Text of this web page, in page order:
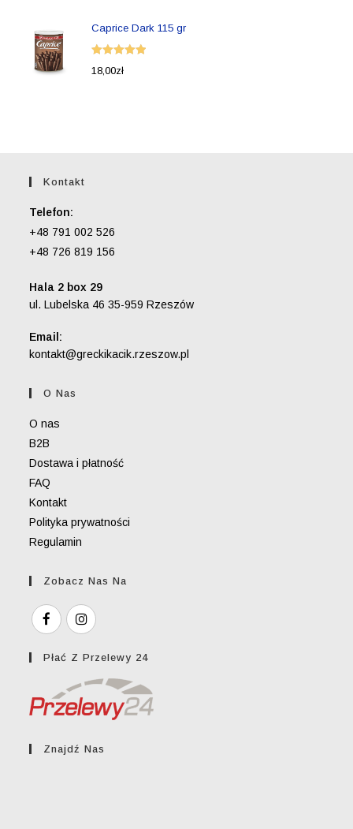
Caprice Dark 115 gr
Oceniono
18,00zł
Kontakt
Telefon:
+48 791 002 526
+48 726 819 156
Hala 2 box 29
ul. Lubelska 46 35-959 Rzeszów
Email:
kontakt@greckikacik.rzeszow.pl
O Nas
O nas
B2B
Dostawa i płatność
FAQ
Kontakt
Polityka prywatności
Regulamin
Zobacz Nas Na
Płać Z Przelewy 24
Znajdź Nas